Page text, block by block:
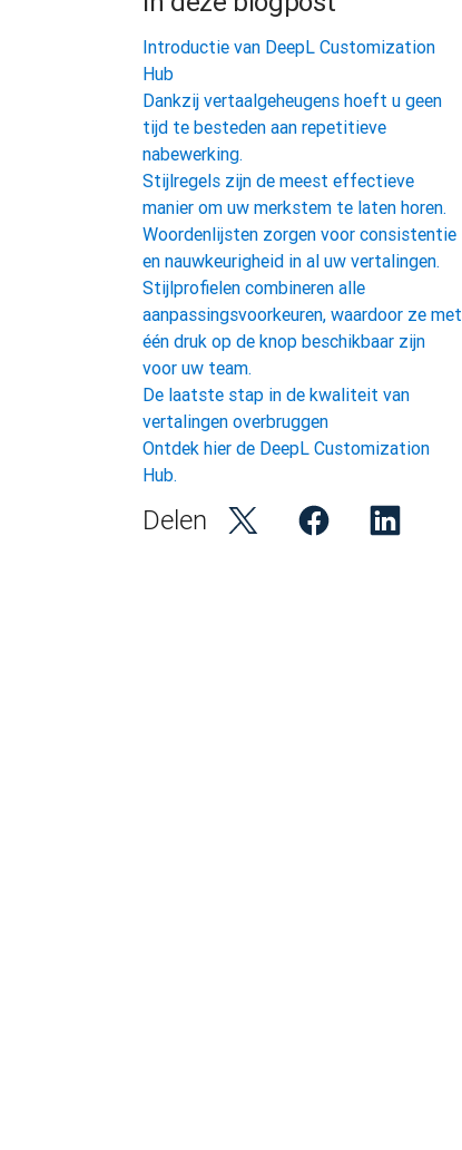
Introductie van DeepL Customization
Hub
Dankzij vertaalgeheugens hoeft u geen
tijd te besteden aan repetitieve
nabewerking.
Stijlregels zijn de meest effectieve
manier om uw merkstem te laten horen.
Woordenlijsten zorgen voor consistentie
en nauwkeurigheid in al uw vertalingen.
Stijlprofielen combineren alle
aanpassingsvoorkeuren, waardoor ze met
één druk op de knop beschikbaar zijn
voor uw team.
De laatste stap in de kwaliteit van
vertalingen overbruggen
Ontdek hier de DeepL Customization
Hub.
Delen